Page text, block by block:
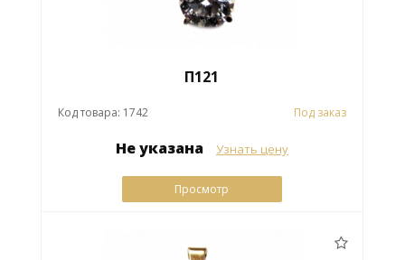
П121
Код товара: 1742 Под заказ
Не указана Узнать цену
Просмотр